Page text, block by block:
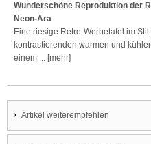
Wunderschöne Reproduktion der
Neon-Ära
Eine riesige Retro-Werbetafel im
kontrastierenden warmen und
einem ... [mehr]
Artikel weiterempfehlen